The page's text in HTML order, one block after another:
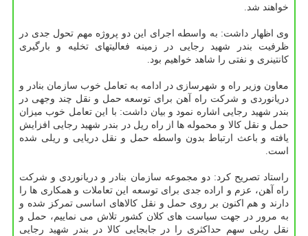
خواهند شد.
وی اظهار داشت: به واسطه اجرای این دو پروژه مهم تحول جدی در
ظرفیت بندر شهید رجایی در زمینه فعالیتهای تخلیه و بارگیری
کانتینری و نفتی را شاهد خواهیم بود.
معاون وزیر راه و شهرسازی در ادامه به تعامل خوب سازمان بنادر و
دریانوردی و شرکت راه آهن برای توسعه حمل و نقل چند وجهی در
بندر شهید رجایی اشاره نمود و بیان داشت: با این تعامل خوب میزان
حمل و نقل کالا و محموله ها از راه ریل در بندر شهید رجایی افزایش
یافته و باعث ارتباط بدون واسطه حمل و نقل دریایی و ریلی شده
است.
راستاد تصریح کرد: دو مجموعه سازمان بنادر و دریانوردی و شرکت
راه آهن، عزم و اراده جدی برای توسعه این تعاملات و همکاری ها را
دارند و هم اکنون بر روی حمل و نقل کالاهای اساسی تمرکز شده و
به مرور در جهت سیاست های کلان کشور تلاش می نماییم، حمل و
نقل ریلی سهم حداکثری را در جابجایی کالا در بندر شهید رجایی